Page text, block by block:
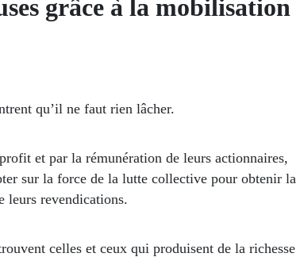
grâce à la mobilisation
qu’il ne faut rien lâcher.
et par la rémunération de leurs actionnaires,
sur la force de la lutte collective pour obtenir la
leurs revendications.
celles et ceux qui produisent de la richesse